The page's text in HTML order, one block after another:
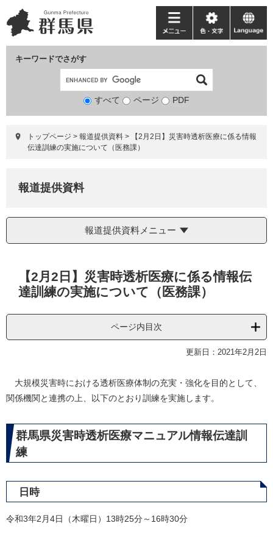
ー
ジ
ニ
ュ
て
キーワードでさがす
検
象
すべて ページ PDF
メ
ニ
ー
色・
文
language
トップページ > 報道提供資料 >
【2月2日】災害時透析医療に係る情報
伝達訓練の実施について（医務課）
報道提供資料
報道提供資料メニュー
【2月2日】災害時透析医療に係る情報伝
達訓練の実施について（医務課）
ページ内目次
更新日：2021年2月2日
大規模災害時における透析医療体制の充実・強化を目的として、
関係機関と連携の上、以下のとおり訓練を実施します。
群馬県災害時透析医療マニュアル情報伝達訓
練
日時
令和3年2月4日（木曜日）13時25分～16時30分